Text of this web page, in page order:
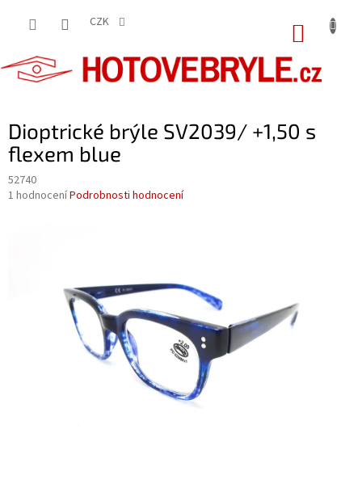
CZK
Dioptrické brýle SV2039/ +1,50 s
flexem blue
52740
Průměrné
1 hodnoceníPodrobnosti hodnocení